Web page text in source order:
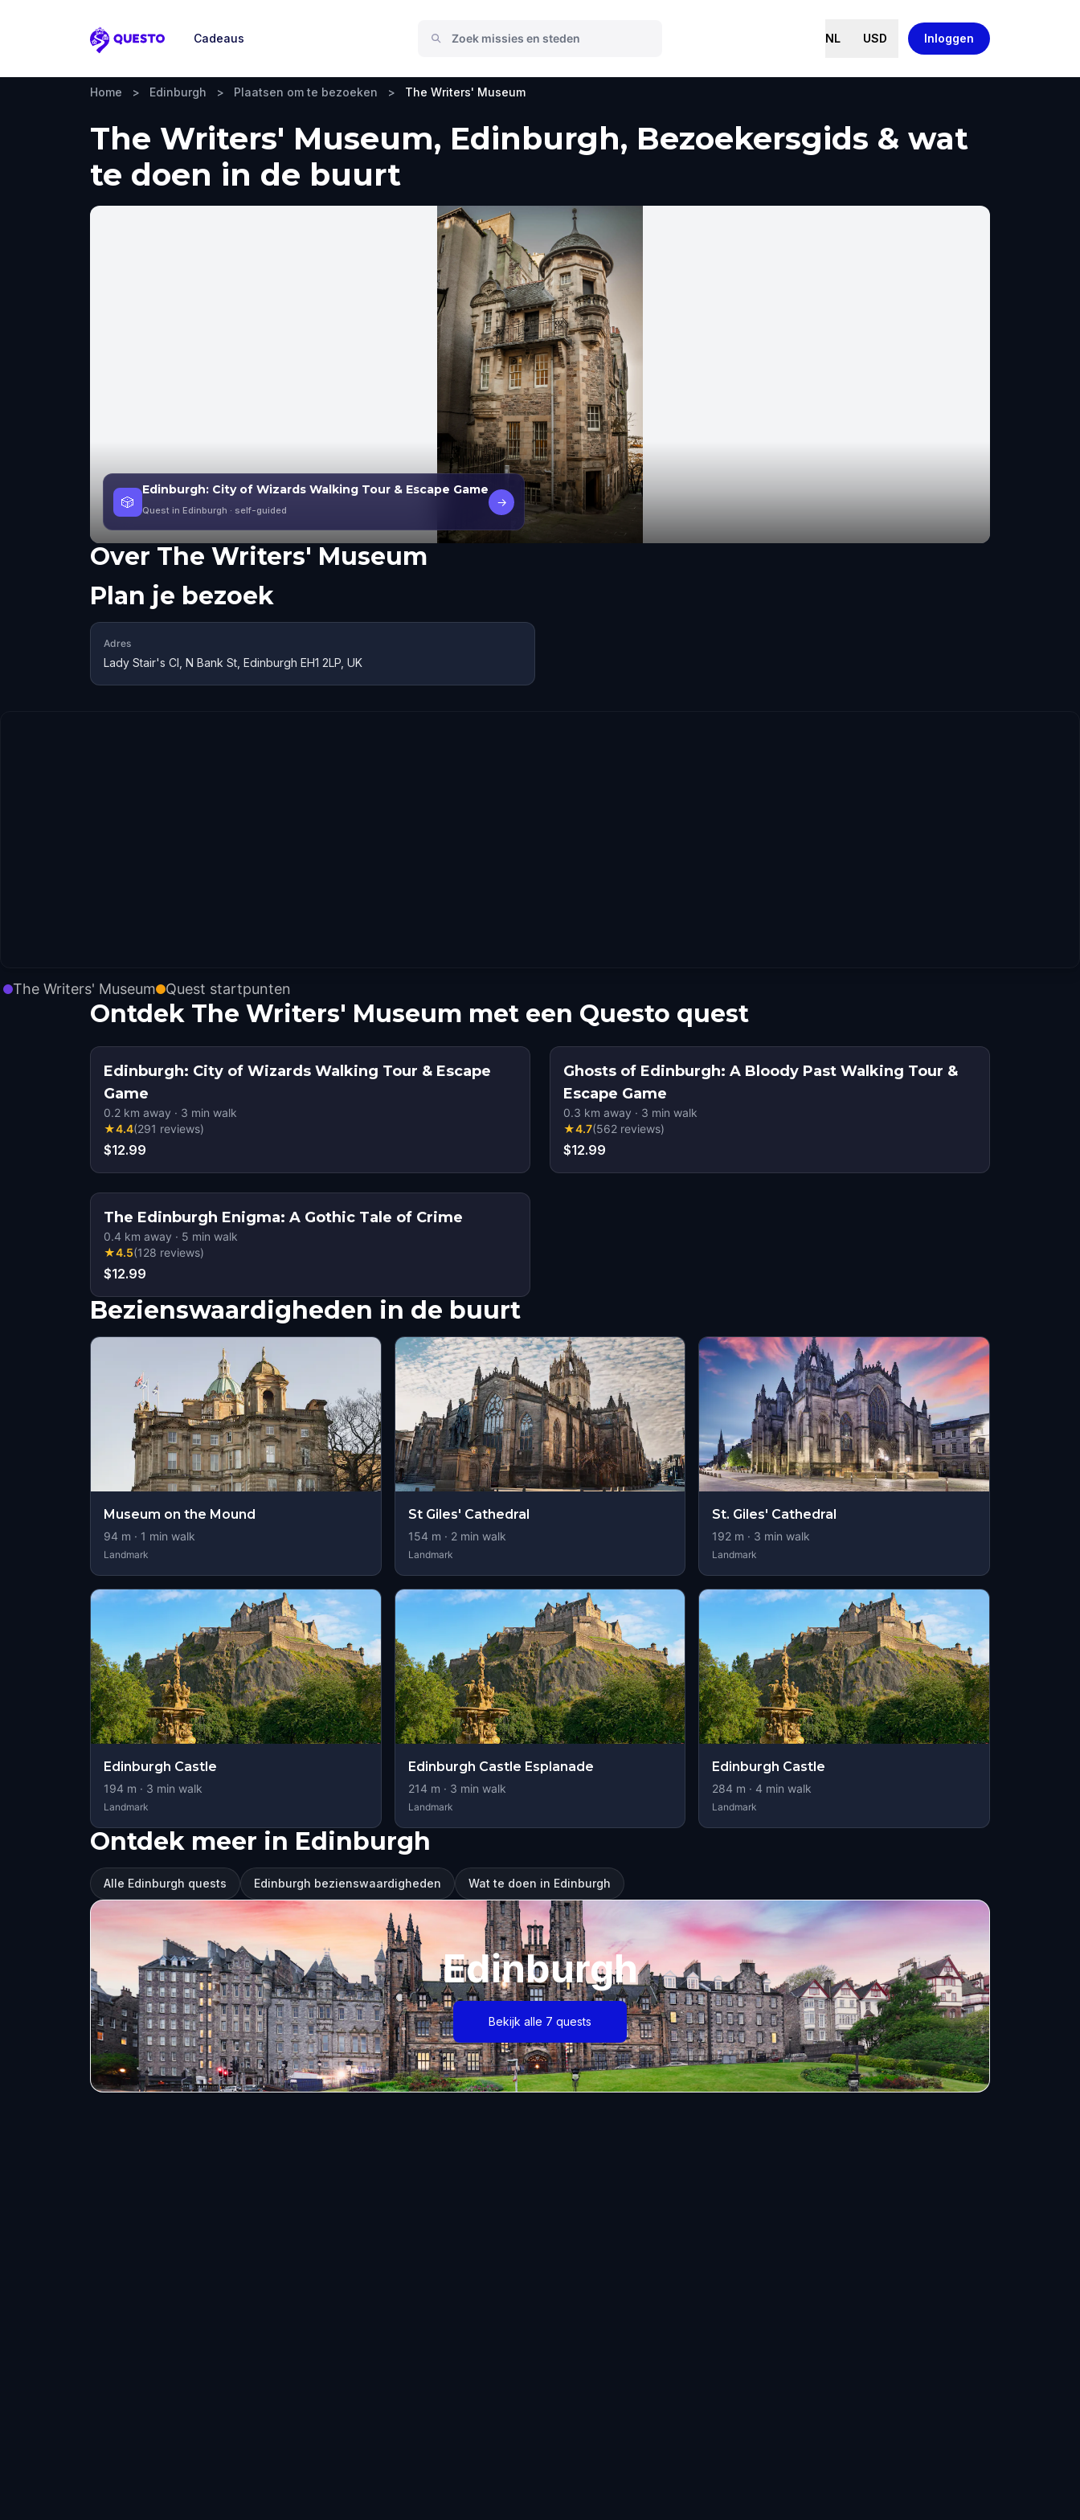
Questo
Cadeaus NL USD Inloggen
Home > Edinburgh > Plaatsen om te bezoeken > The Writers' Museum
The Writers' Museum, Edinburgh, Bezoekersgids & wat
te doen in de buurt
🎲
Edinburgh: City of Wizards Walking Tour & Escape Game
Quest in Edinburgh · self-guided
→
Over The Writers' Museum
Plan je bezoek
Adres
Lady Stair's Cl, N Bank St, Edinburgh EH1 2LP, UK
The Writers' Museum Quest startpunten
Ontdek The Writers' Museum met een Questo quest
Edinburgh: City of Wizards Walking Tour & Escape
Game
0.2 km away · 3 min walk
★4.4(291 reviews)
$12.99
Ghosts of Edinburgh: A Bloody Past Walking Tour &
Escape Game
0.3 km away · 3 min walk
★4.7(562 reviews)
$12.99
The Edinburgh Enigma: A Gothic Tale of Crime
0.4 km away · 5 min walk
★4.5(128 reviews)
$12.99
Bezienswaardigheden in de buurt
Museum on the Mound
94 m · 1 min walk
Landmark
St Giles' Cathedral
154 m · 2min walk
Landmark
St. Giles' Cathedral
192 m · 3 min walk
Landmark
Edinburgh Castle
194 m · 3 min walk
Landmark
Edinburgh Castle Esplanade
214 m · 3 min walk
Landmark
Edinburgh Castle
284 m · 4 min walk
Landmark
Ontdek meer in Edinburgh
Alle Edinburgh quests Edinburgh bezienswaardigheden Wat te doen in Edinburgh
Edinburgh
Bekijk alle 7 quests